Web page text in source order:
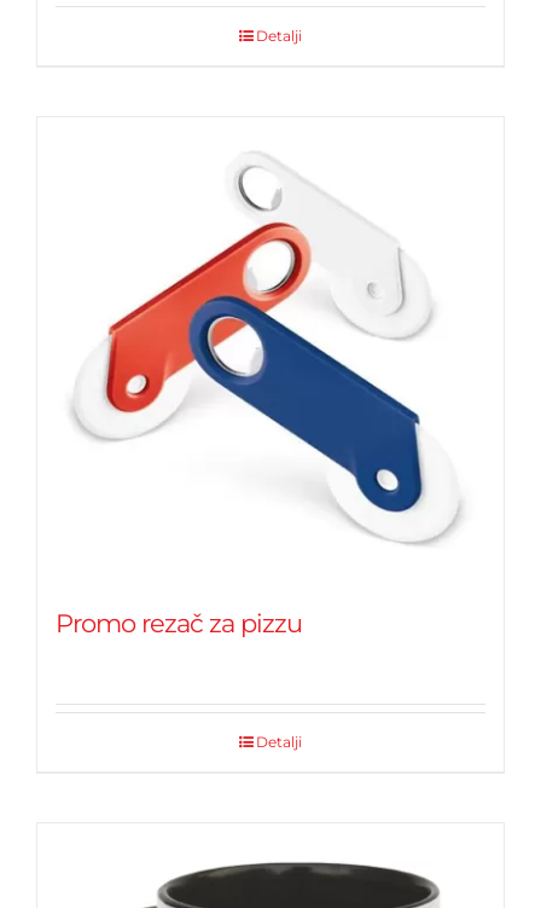
Detalji
Promo rezač za pizzu
Detalji